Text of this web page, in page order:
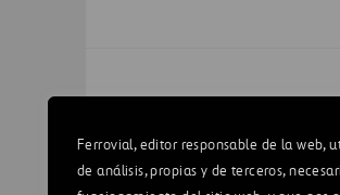
Ferrovial, editor responsable de la web,
de análisis, propias y de terceros,